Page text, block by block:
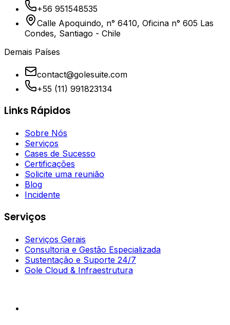
+56 951548535
Calle Apoquindo, n° 6410, Oficina n° 605 Las
Condes, Santiago - Chile
Demais Países
contact@golesuite.com
+55 (11) 991823134
Links Rápidos
Sobre Nós
Serviços
Cases de Sucesso
Certificações
Solicite uma reunião
Blog
Incidente
Serviços
Serviços Gerais
Consultoria e Gestão Especializada
Sustentação e Suporte 24/7
Gole Cloud & Infraestrutura